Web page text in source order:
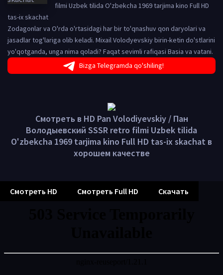
filmi Uzbek tilida O'zbekcha 1969 tarjima kino Full HD
tas-ix skachat
Zodagonlar va O'rda o'rtasidagi har bir to'qnashuv qon daryolari va
jasadlar tog'lariga olib keladi. Mixail Volodyevskiy birin-ketin do'stlarini
yo'qotganda, unga nima qoladi? Faqat sevimli rafiqasi Basia va vatani.
Bizga Telegramda qo'shiling!
Смотреть в HD Pan Volodiyevskiy / Пан
Володыевский SSSR retro filmi Uzbek tilida
O'zbekcha 1969 tarjima kino Full HD tas-ix skachat в
хорошем качестве
Смотреть HD Смотреть Full HD Скачать